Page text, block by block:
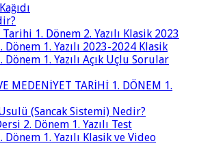
Tarihi 1. Dönem 2. Yazılı Klasik 2023
Dönem 1. Yazılı 2023-2024 Klasik
Dönem 1. Yazılı Açık Uçlu Sorular
MEDENİYET TARİHİ 1. DÖNEM 1.
(Sancak Sistemi) Nedir?
2. Dönem 1. Yazılı Test
Dönem 1. Yazılı Klasik ve Video